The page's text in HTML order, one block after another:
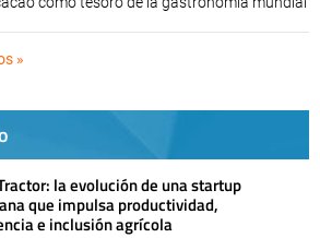
»
la evolución de una startup
que impulsa productividad,
e inclusión agrícola